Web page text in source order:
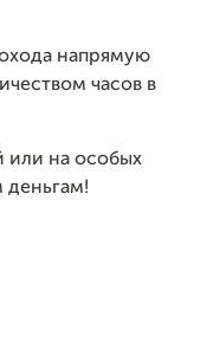
напрямую
часов в
или на особых
деньгам!